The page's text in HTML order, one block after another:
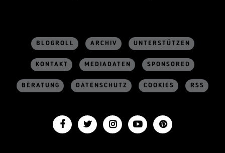
BLOGROLL ARCHIV UNTERSTÜTZEN
KONTAKT MEDIADATEN SPONSORED
BERATUNG DATENSCHUTZ COOKIES RSS